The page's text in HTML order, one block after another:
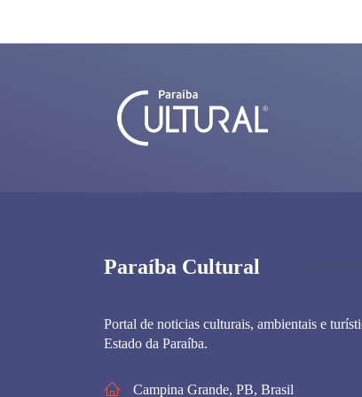
Paraíba Cultural
Portal de noticias culturais, ambientais e
Estado da Paraíba.
Campina Grande, PB, Brasil